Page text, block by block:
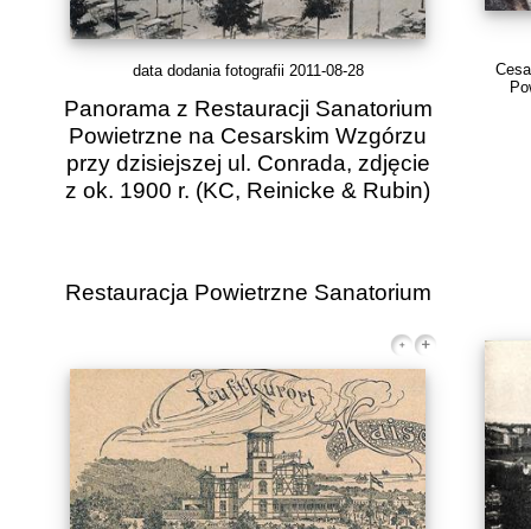
data dodania fotografii 2011-08-28
Panorama z Restauracji Sanatorium
Powietrzne na Cesarskim Wzgórzu
przy dzisiejszej ul. Conrada, zdjęcie
z ok. 1900 r. (KC, Reinicke & Rubin)
Restauracja Powietrzne Sanatorium